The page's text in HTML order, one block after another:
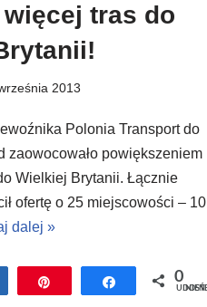
tras do
2013
Polonia Transport do
zaowocowało powiększeniem
Wielkiej Brytanii. Łącznie
ofertę o 25 miejscowości – 10
dalej »
Udostępnij Przypnij Udostępnij
0
UDOSTĘPNIEŃ